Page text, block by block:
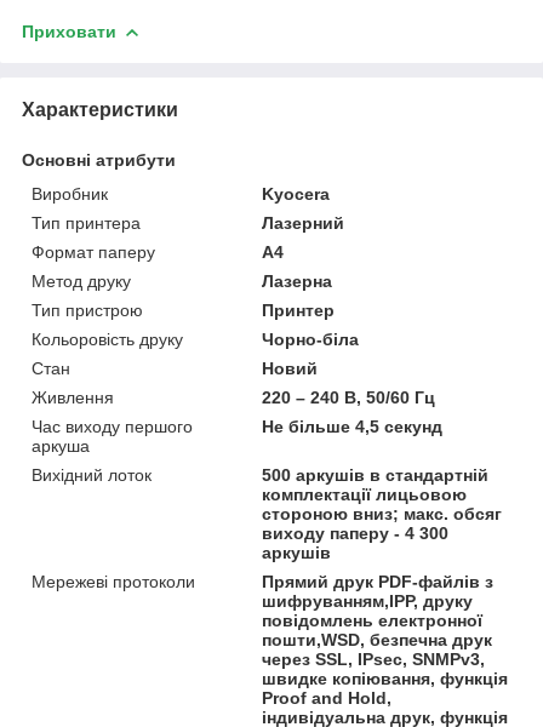
Приховати
Характеристики
Основні атрибути
Виробник
Kyocera
Тип принтера
Лазерний
Формат паперу
А4
Метод друку
Лазерна
Тип пристрою
Принтер
Кольоровість друку
Чорно-біла
Стан
Новий
Живлення
220 – 240 В, 50/60 Гц
Час виходу першого
аркуша
Не більше 4,5 секунд
Вихідний лоток
500 аркушів в стандартній
комплектації лицьовою
стороною вниз; макс. обсяг
виходу паперу - 4 300
аркушів
Мережеві протоколи
Прямий друк PDF-файлів з
шифруванням,IPP, друку
повідомлень електронної
пошти,WSD, безпечна друк
через SSL, IPsec, SNMPv3,
швидке копіювання, функція
Proof and Hold,
індивідуальна друк, функція